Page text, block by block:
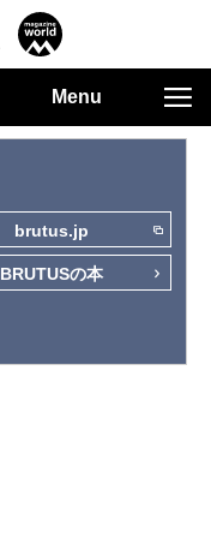
Menu
brutus.jp
BRUTUSの本